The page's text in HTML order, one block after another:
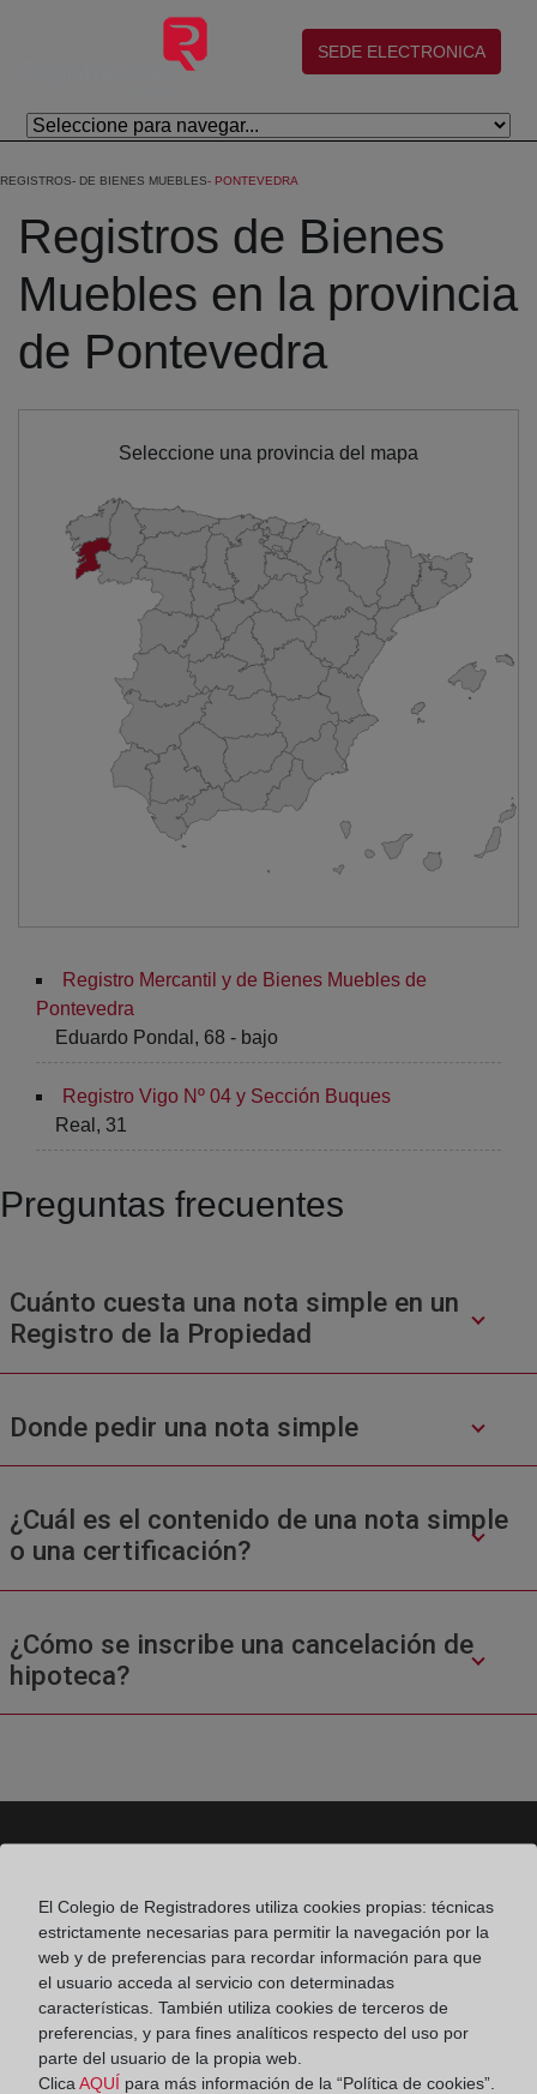
Saltar al contenido principal
(abre en nueva ventana)
SEDE ELECTRONICA
REGISTROS DE BIENES MUEBLES PONTEVEDRA
Registros de Bienes
Muebles en la provincia
de Pontevedra
Seleccione una provincia del mapa
Registro Mercantil y de Bienes Muebles de
Pontevedra
Eduardo Pondal, 68 - bajo
Registro Vigo Nº 04 y Sección Buques
Real, 31
Preguntas frecuentes
Cuánto cuesta una nota simple en un
Registro de la Propiedad
Donde pedir una nota simple
¿Cuál es el contenido de una nota simple
o una certificación?
¿Cómo se inscribe una cancelación de
hipoteca?
Colegio de Registradores
Príncipe de Vergara 70. 28006 Madrid
Teléfono: 91 270 17 96
Fax:91 564 11 59
Email: contacto@registradores.org
El Colegio de Registradores utiliza cookies propias: técnicas
estrictamente necesarias para permitir la navegación por la
web y de preferencias para recordar información para que
el usuario acceda al servicio con determinadas
características. También utiliza cookies de terceros de
preferencias, y para fines analíticos respecto del uso por
parte del usuario de la propia web.
Clica AQUÍ para más información de la “Política de cookies”.